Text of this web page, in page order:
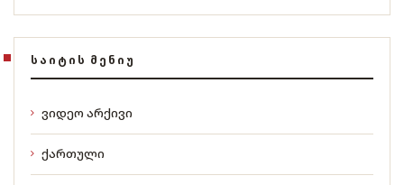
ᲡᲐᲘᲢᲘᲡ ᲛᲔᲜᲘᲣ
ვიდეო არქივი
ქართული